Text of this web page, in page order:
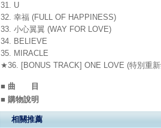
31. U
32. 幸福 (FULL OF HAPPINESS)
33. 小心翼翼 (WAY FOR LOVE)
34. BELIEVE
35. MIRACLE
★36. [BONUS TRACK] ONE LOVE (特別重
■ 曲 目
■ 購物說明
相關推薦